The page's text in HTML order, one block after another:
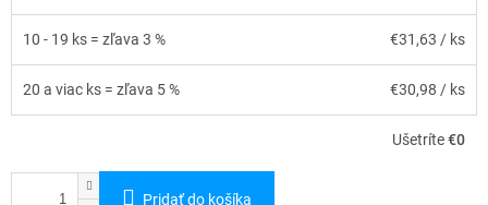
10 - 19 ks = zľava 3 % €31,63 / ks
20 a viac ks = zľava 5 % €30,98 / ks
Ušetríte€0
Pridať do košíka